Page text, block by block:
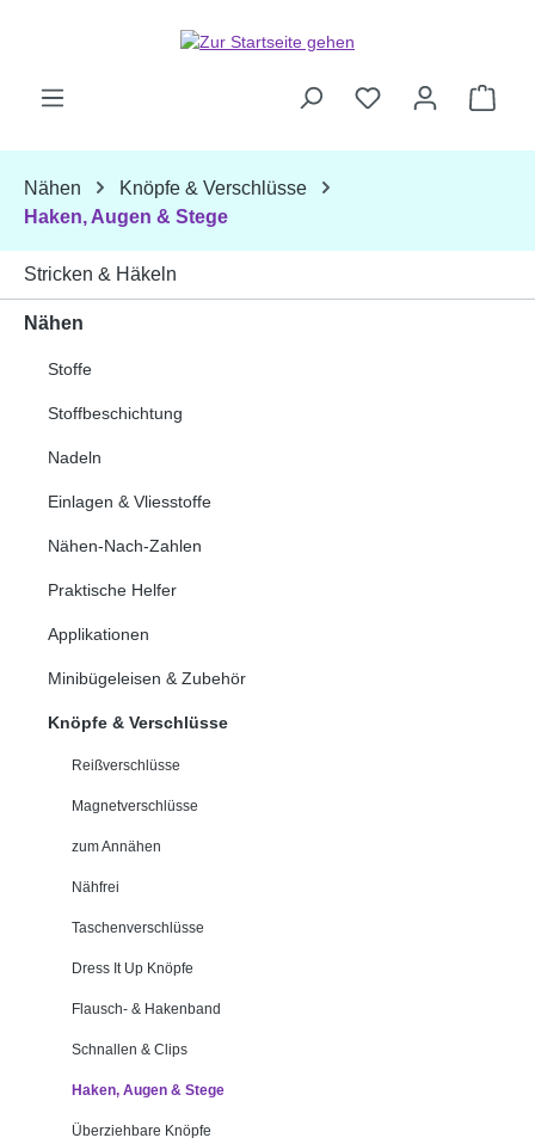
Nähen
Knöpfe & Verschlüsse
Haken, Augen & Stege
Stricken & Häkeln
Nähen
Stoffe
Stoffbeschichtung
Nadeln
Einlagen & Vliesstoffe
Nähen-Nach-Zahlen
Praktische Helfer
Applikationen
Minibügeleisen & Zubehör
Knöpfe & Verschlüsse
Reißverschlüsse
Magnetverschlüsse
zum Annähen
Nähfrei
Taschenverschlüsse
Dress It Up Knöpfe
Flausch- & Hakenband
Schnallen & Clips
Haken, Augen & Stege
Überziehbare Knöpfe